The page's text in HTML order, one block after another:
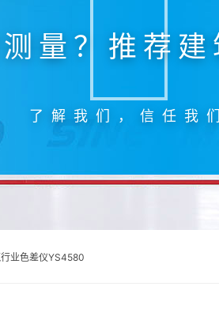
量？推荐
了解我们，信任我
业色差仪YS4580